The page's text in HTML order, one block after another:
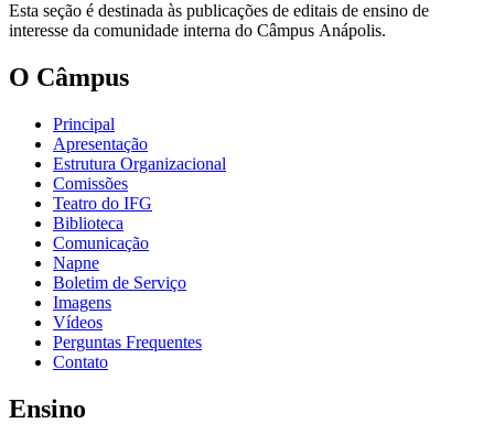
Esta seção é destinada às publicações de editais de ensino de
interesse da comunidade interna do Câmpus Anápolis.
O Câmpus
Principal
Apresentação
Estrutura Organizacional
Comissões
Teatro do IFG
Biblioteca
Comunicação
Napne
Boletim de Serviço
Imagens
Vídeos
Perguntas Frequentes
Contato
Ensino